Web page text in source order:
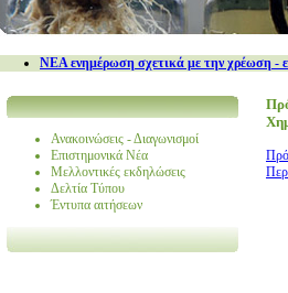
NEA ενημέρωση σχετικά με την χρέωση -
Ανακοινώσεις - Διαγωνισμοί
Επιστημονικά Νέα
Μελλοντικές εκδηλώσεις
Δελτία Τύπου
Έντυπα αιτήσεων